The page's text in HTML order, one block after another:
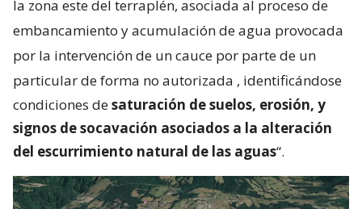
la zona este del terraplén, asociada al proceso de
embancamiento y acumulación de agua provocada
por la intervención de un cauce por parte de un
particular de forma no autorizada , identificándose
condiciones desaturación de suelos, erosión, y
signos de socavación asociados a la alteración
del escurrimiento natural de las aguas“.